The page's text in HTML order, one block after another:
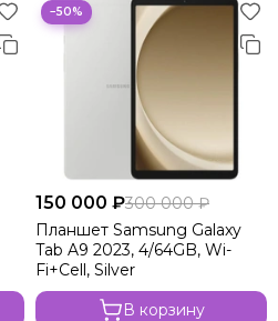
−50%
150 000 ₽300 000 ₽
Планшет Samsung Galaxy
Tab A9 2023, 4/64GB, Wi-
Fi+Cell, Silver
В корзину